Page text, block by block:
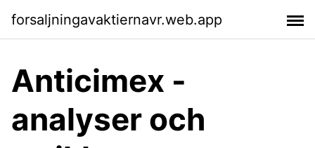
forsaljningavaktiernavr.web.app
Anticimex -
analyser och